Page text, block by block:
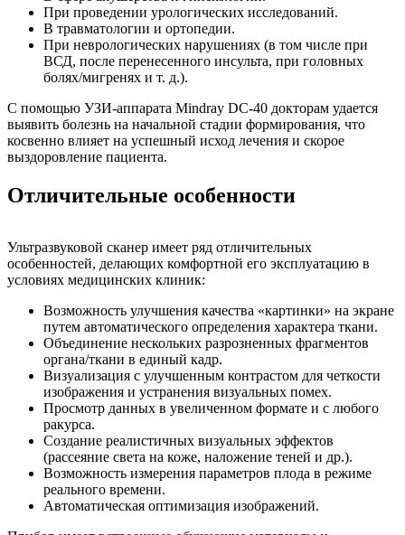
При проведении урологических исследований.
В травматологии и ортопедии.
При неврологических нарушениях (в том числе при
ВСД, после перенесенного инсульта, при головных
болях/мигренях и т. д.).
С помощью УЗИ-аппарата Mindray DC-40 докторам удается
выявить болезнь на начальной стадии формирования, что
косвенно влияет на успешный исход лечения и скорое
выздоровление пациента.
Отличительные особенности
Ультразвуковой сканер имеет ряд отличительных
особенностей, делающих комфортной его эксплуатацию в
условиях медицинских клиник:
Возможность улучшения качества «картинки» на экране
путем автоматического определения характера ткани.
Объединение нескольких разрозненных фрагментов
органа/ткани в единый кадр.
Визуализация с улучшенным контрастом для четкости
изображения и устранения визуальных помех.
Просмотр данных в увеличенном формате и с любого
ракурса.
Создание реалистичных визуальных эффектов
(рассеяние света на коже, наложение теней и др.).
Возможность измерения параметров плода в режиме
реального времени.
Автоматическая оптимизация изображений.